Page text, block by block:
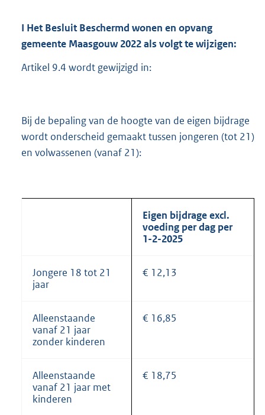
I Het Besluit Beschermd wonen en opvang
gemeente Maasgouw 2022 als volgt te wijzigen:
Artikel 9.4 wordt gewijzigd in:
Bij de bepaling van de hoogte van de eigen bijdrage
wordt onderscheid gemaakt tussen jongeren (tot 21)
en volwassenen (vanaf 21):
Eigen bijdrage excl.
voeding per dag per
1-2-2025
Jongere 18 tot 21
jaar
€ 12,13
Alleenstaande
vanaf 21 jaar
zonder kinderen
€ 16,85
Alleenstaande
vanaf 21 jaar met
kinderen
€ 18,75